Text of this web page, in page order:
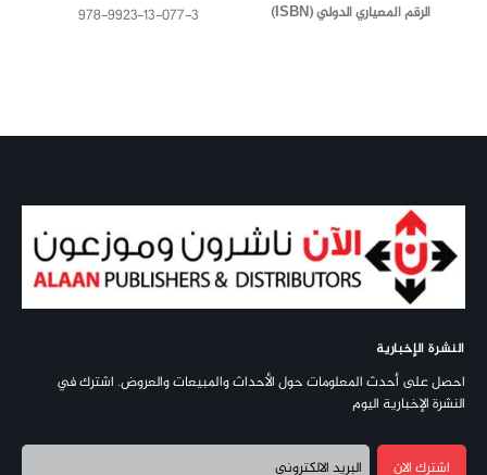
الرقم المعياري الدولي (ISBN) 978-9923-13-077-3
النشرة الإخبارية
احصل على أحدث المعلومات حول الأحداث والمبيعات والعروض. اشترك في
النشرة الإخبارية اليوم